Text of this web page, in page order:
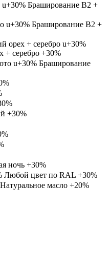
Браширование В2 +
Браширование В2 +
+ серебро +30%
Браширование
+30%
ночь +30%
Любой цвет по RAL +30%
Натуральное масло +20%